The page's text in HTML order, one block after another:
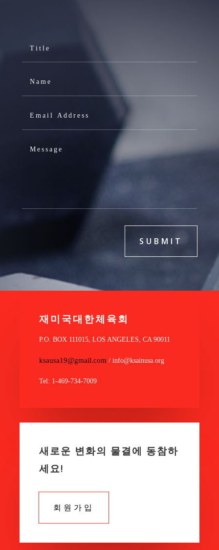
SUBMIT
재미국대한체육회
P.O. BOX 111015, LOS ANGELES, CA 90011
ksausa19@gmail.com / info@ksainusa.org
Tel: 1-469-734-7009
새로운 변화의 물결에 동참하
세요!
회원가입